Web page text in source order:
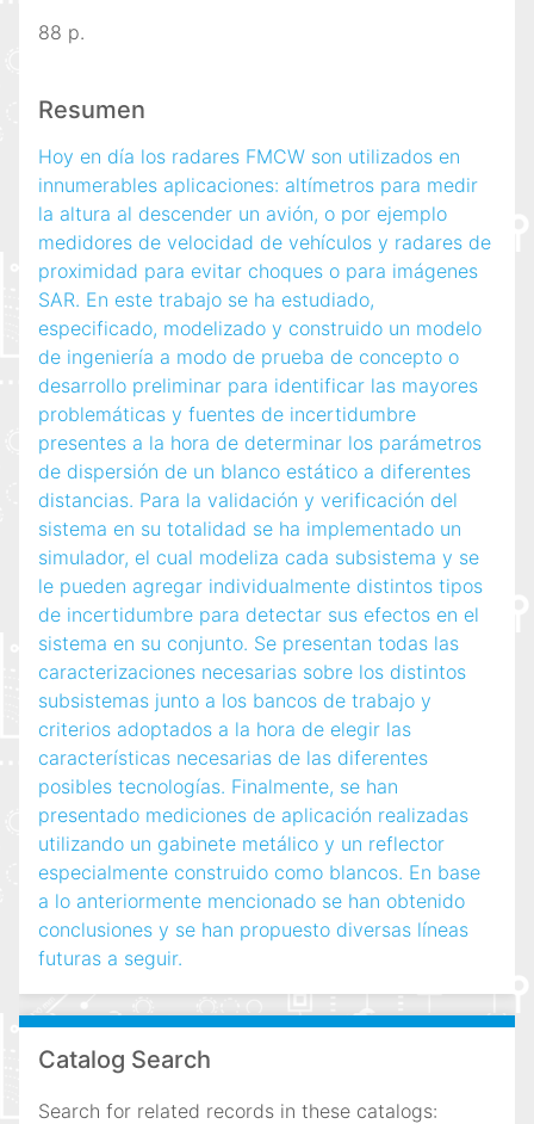
88 p.
Resumen
Hoy en día los radares FMCW son utilizados en
innumerables aplicaciones: altímetros para medir
la altura al descender un avión, o por ejemplo
medidores de velocidad de vehículos y radares de
proximidad para evitar choques o para imágenes
SAR. En este trabajo se ha estudiado,
especificado, modelizado y construido un modelo
de ingeniería a modo de prueba de concepto o
desarrollo preliminar para identificar las mayores
problemáticas y fuentes de incertidumbre
presentes a la hora de determinar los parámetros
de dispersión de un blanco estático a diferentes
distancias. Para la validación y verificación del
sistema en su totalidad se ha implementado un
simulador, el cual modeliza cada subsistema y se
le pueden agregar individualmente distintos tipos
de incertidumbre para detectar sus efectos en el
sistema en su conjunto. Se presentan todas las
caracterizaciones necesarias sobre los distintos
subsistemas junto a los bancos de trabajo y
criterios adoptados a la hora de elegir las
características necesarias de las diferentes
posibles tecnologías. Finalmente, se han
presentado mediciones de aplicación realizadas
utilizando un gabinete metálico y un reflector
especialmente construido como blancos. En base
a lo anteriormente mencionado se han obtenido
conclusiones y se han propuesto diversas líneas
futuras a seguir.
Catalog Search
Search for related records in these catalogs: